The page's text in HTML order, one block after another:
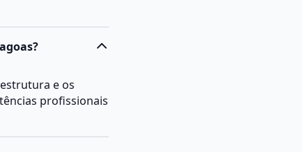
e os
profissionais